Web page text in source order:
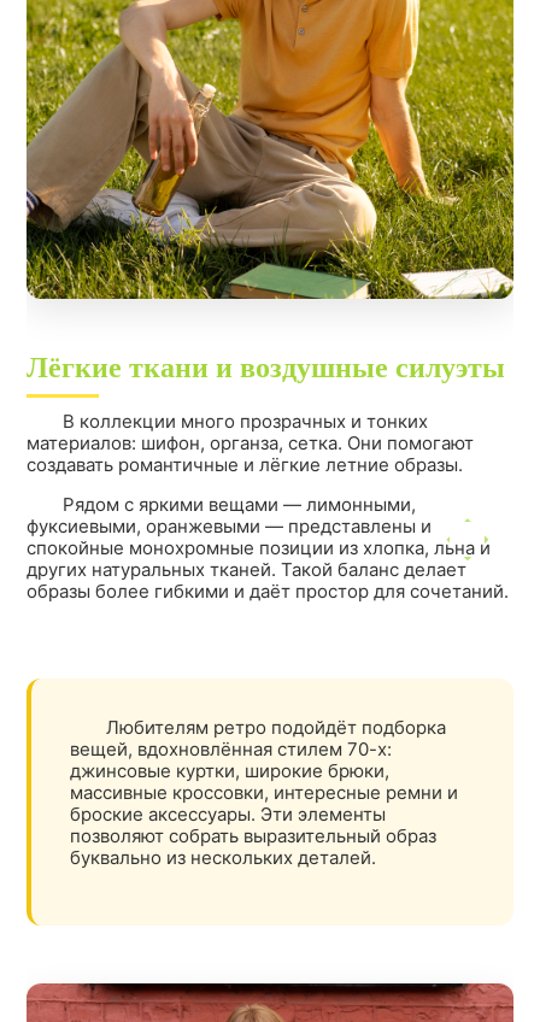
Лёгкие ткани и воздушные силуэты
В коллекции много прозрачных и тонких
материалов: шифон, органза, сетка. Они помогают
создавать романтичные и лёгкие летние образы.
Рядом с яркими вещами — лимонными,
фуксиевыми, оранжевыми — представлены и
спокойные монохромные позиции из хлопка, льна и
других натуральных тканей. Такой баланс делает
образы более гибкими и даёт простор для сочетаний.
Любителям ретро подойдёт подборка
вещей, вдохновлённая стилем 70-х:
джинсовые куртки, широкие брюки,
массивные кроссовки, интересные ремни и
броские аксессуары. Эти элементы
позволяют собрать выразительный образ
буквально из нескольких деталей.